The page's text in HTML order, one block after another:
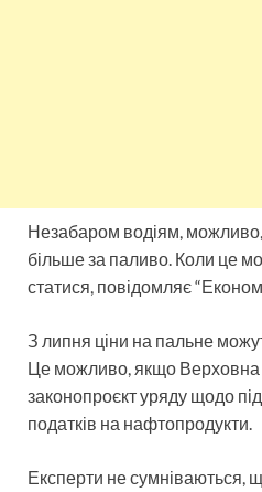
Незабаром водіям,
більше за паливо. Коли це
статися, повідомляє
З липня ціни на пальне
Це можливо, якщо Верховна
законопроєкт уряду щодо
податків на нафтопродукти.
Експерти не сумніваються,